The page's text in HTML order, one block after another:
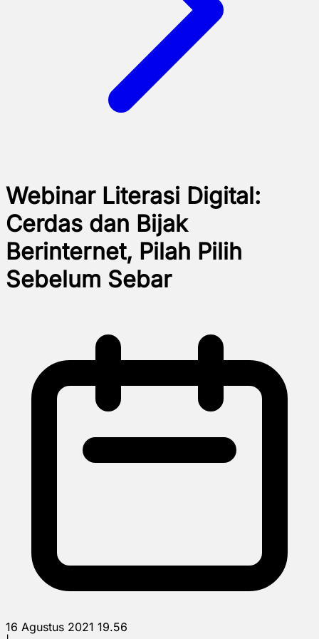
Webinar Literasi Digital:
Cerdas dan Bijak
Berinternet, Pilah Pilih
Sebelum Sebar
16 Agustus 2021 19.56